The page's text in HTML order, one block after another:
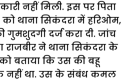
नहीं मिली. इस पर पिता
को थाना सिकंदरा में हरिओम,
गुमशुदगी दर्ज करा दी. जांच
राजबीर ने थाना सिकंदरा के
बताया कि उस की बहू
नहीं था. उस के संबंध कमल